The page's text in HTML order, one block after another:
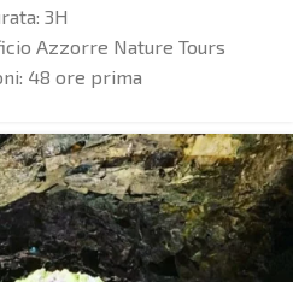
3H
Azzorre Nature Tours
48 ore prima